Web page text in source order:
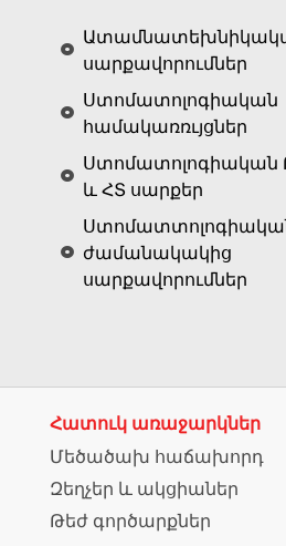
սարքավորումներ
Ստոմատոլոգիական
համակառռւյցներ
Ստոմատոլոգիական
և ՀՏ սարքեր
ժամանակակից
սարքավորումներ
Հատուկ առաջարկներ
Մեծածախ հաճախորդ
Զեղչեր և ակցիաներ
Թեժ գործարքներ